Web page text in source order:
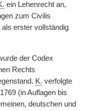
ein Lehenrecht an,
zum Civilis
erster vollständig
der Codex
Rechts
K. verfolgte
(in Auflagen bis
deutschen und